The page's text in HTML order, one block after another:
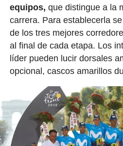
equipos, que distingue a la
carrera. Para establecerla
de los tres mejores
al final de cada etapa. Los
líder pueden lucir dorsales
opcional, cascos amarillos